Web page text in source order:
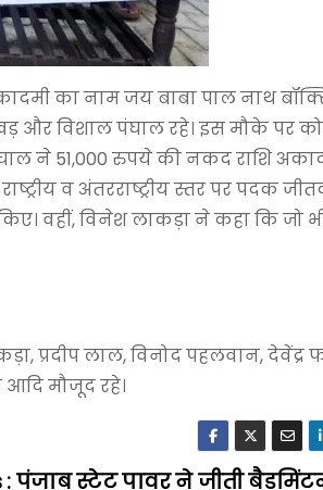
का नाम जय बाबा पाल नाथ
और विशाल पंघाल रहे। इस मौके पर
ने 51,000 रुपये की नकद राशि
व अंतरराष्ट्रीय स्तर पर पदक
वहीं, विनेश लाकड़ा ने कहा कि जो
लाल, विनोद पहलवान, देवेंद्र
आदि मौजूद रहे।
: पंजाब स्टेट पावर ने जीती